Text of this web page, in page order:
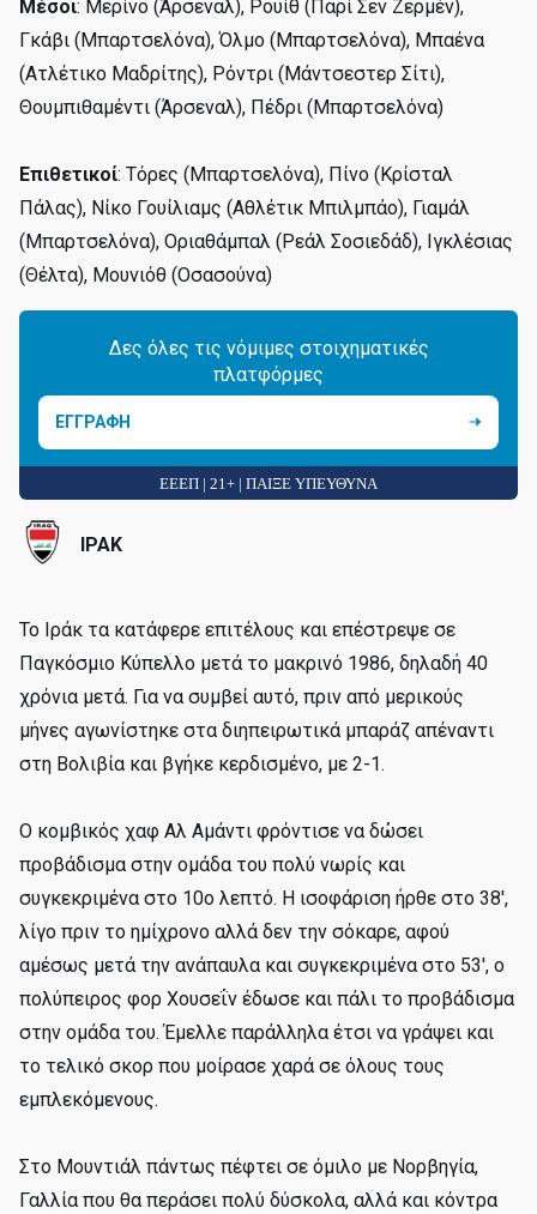
Μέσοι: Μερίνο (Άρσεναλ), Ρουίθ (Παρί Σεν Ζερμέν),
Γκάβι (Μπαρτσελόνα), Όλμο (Μπαρτσελόνα), Μπαένα
(Ατλέτικο Μαδρίτης), Ρόντρι (Μάντσεστερ Σίτι),
Θουμπιθαμέντι (Άρσεναλ), Πέδρι (Μπαρτσελόνα)
Επιθετικοί: Τόρες (Μπαρτσελόνα), Πίνο (Κρίσταλ
Πάλας), Νίκο Γουίλιαμς (Αθλέτικ Μπιλμπάο), Γιαμάλ
(Μπαρτσελόνα), Οριαθάμπαλ (Ρεάλ Σοσιεδάδ), Ιγκλέσιας
(Θέλτα), Μουνιόθ (Οσασούνα)
Δες όλες τις νόμιμες στοιχηματικές
πλατφόρμες
ΕΓΓΡΑΦΗ
ΕΕΕΠ | 21+ | ΠΑΙΞΕ ΥΠΕΥΘΥΝΑ
ΙΡΑΚ
Το Ιράκ τα κατάφερε επιτέλους και επέστρεψε σε
Παγκόσμιο Κύπελλο μετά το μακρινό 1986, δηλαδή 40
χρόνια μετά. Για να συμβεί αυτό, πριν από μερικούς
μήνες αγωνίστηκε στα διηπειρωτικά μπαράζ απέναντι
στη Βολιβία και βγήκε κερδισμένο, με 2-1.
Ο κομβικός χαφ Αλ Αμάντι φρόντισε να δώσει
προβάδισμα στην ομάδα του πολύ νωρίς και
συγκεκριμένα στο 10ο λεπτό. Η ισοφάριση ήρθε στο 38',
λίγο πριν το ημίχρονο αλλά δεν την σόκαρε, αφού
αμέσως μετά την ανάπαυλα και συγκεκριμένα στο 53', ο
πολύπειρος φορ Χουσεΐν έδωσε και πάλι το προβάδισμα
στην ομάδα του. Έμελλε παράλληλα έτσι να γράψει και
το τελικό σκορ που μοίρασε χαρά σε όλους τους
εμπλεκόμενους.
Στο Μουντιάλ πάντως πέφτει σε όμιλο με Νορβηγία,
Γαλλία που θα περάσει πολύ δύσκολα, αλλά και κόντρα